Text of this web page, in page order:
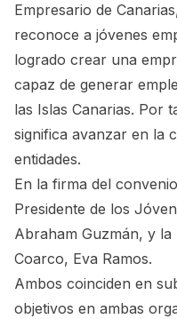
Empresario de Canarias
reconoce a jóvenes
logrado crear una
capaz de generar
las Islas Canarias. Por
significa avanzar en la
entidades.
En la firma del
Presidente de los
Abraham Guzmán, y
Coarco, Eva Ramos.
Ambos coinciden en
objetivos en ambas